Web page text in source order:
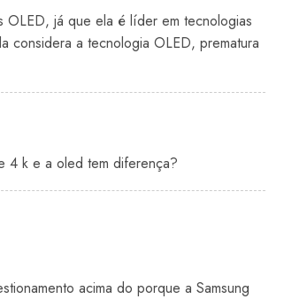
OLED, já que ela é líder em tecnologias
considera a tecnologia OLED, prematura
4 k e a oled tem diferença?
acima do porque a Samsung